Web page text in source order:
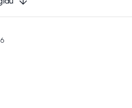
nervų sistemos veiklą,
dirglumą bei nerimą. Ne mažiau